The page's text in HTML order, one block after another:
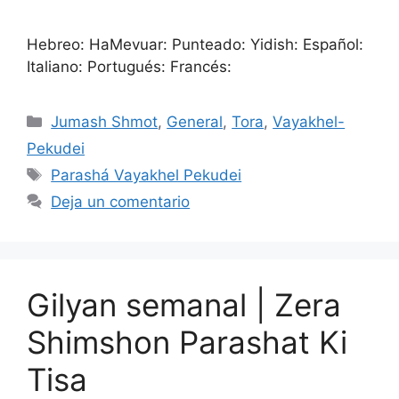
Hebreo: HaMevuar: Punteado: Yidish: Español:
Italiano: Portugués: Francés:
Jumash Shmot, General,Tora,Vayakhel-
Pekudei
Parashá Vayakhel Pekudei
Deja un comentario
Gilyan semanal | Zera
Shimshon Parashat Ki
Tisa